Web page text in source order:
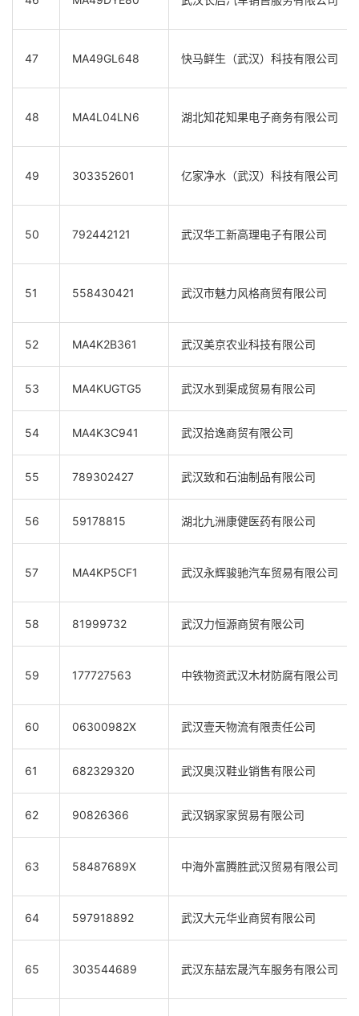
47 MA49GL648 快马鲜生（武汉）科技有限公司
48 MA4L04LN6 湖北知花知果电子商务有限公司
49 303352601 亿家净水（武汉）科技有限公司
50 792442121 武汉华工新高理电子有限公司
51 558430421 武汉市魅力风格商贸有限公司
52 MA4K2B361 武汉美京农业科技有限公司
53 MA4KUGTG5 武汉水到渠成贸易有限公司
54 MA4K3C941 武汉拾逸商贸有限公司
55 789302427 武汉致和石油制品有限公司
56 59178815 湖北九洲康健医药有限公司
57 MA4KP5CF1 武汉永辉骏驰汽车贸易有限公司
58 81999732 武汉力恒源商贸有限公司
59 177727563 中铁物资武汉木材防腐有限公司
60 06300982X 武汉壹天物流有限责任公司
61 682329320 武汉奥汉鞋业销售有限公司
62 90826366 武汉锅家家贸易有限公司
63 58487689X 中海外富腾胜武汉贸易有限公司
64 597918892 武汉大元华业商贸有限公司
65 303544689 武汉东喆宏晟汽车服务有限公司